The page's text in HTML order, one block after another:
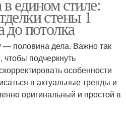
едином стиле:
стены 1
до потолка
половина дела. Важно так
чтобы подчеркнуть
особенности
в актуальные тренды и
оригинальный и простой в